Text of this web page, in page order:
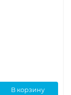
В корзину